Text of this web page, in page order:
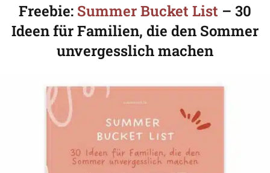
Freebie: Summer Bucket List – 30
Ideen für Familien, die den Sommer
unvergesslich machen